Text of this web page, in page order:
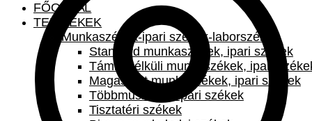
FŐOLDAL
TERMÉKEK
Munkaszékek-ipari székek-laborszékek
Standard munkaszékek, ipari székek
Támla nélküli munkaszékek, ipari
Magasított munkaszékek, ipari székek
Többműszakos ipari székek
Tisztatéri székek